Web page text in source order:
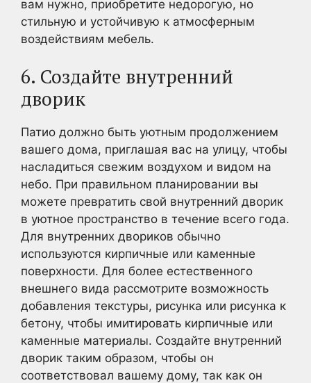
вам нужно, приобретите недорогую, но
стильную и устойчивую к атмосферным
воздействиям мебель.
6. Создайте внутренний
дворик
Патио должно быть уютным продолжением
вашего дома, приглашая вас на улицу, чтобы
насладиться свежим воздухом и видом на
небо. При правильном планировании вы
можете превратить свой внутренний дворик
в уютное пространство в течение всего года.
Для внутренних двориков обычно
используются кирпичные или каменные
поверхности. Для более естественного
внешнего вида рассмотрите возможность
добавления текстуры, рисунка или рисунка к
бетону, чтобы имитировать кирпичные или
каменные материалы. Создайте внутренний
дворик таким образом, чтобы он
соответствовал вашему дому, так как он